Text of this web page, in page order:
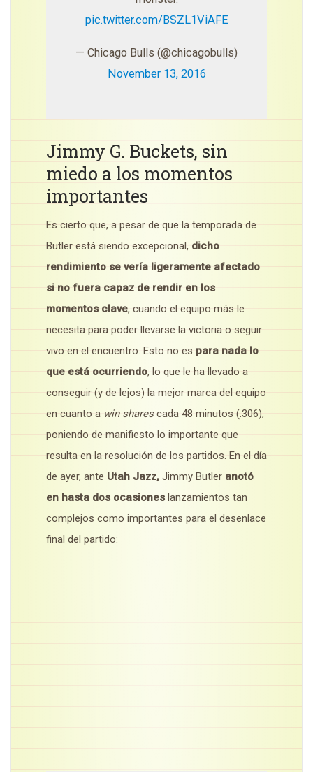
pic.twitter.com/BSZL1ViAFE
— Chicago Bulls (@chicagobulls)
November 13, 2016
Jimmy G. Buckets, sin
miedo a los momentos
importantes
Es cierto que, a pesar de que la temporada de
Butler está siendo excepcional, dicho
rendimiento se vería ligeramente afectado
si no fuera capaz de rendir en los
momentos clave, cuando el equipo más le
necesita para poder llevarse la victoria o seguir
vivo en el encuentro. Esto no es para nada lo
que está ocurriendo, lo que le ha llevado a
conseguir (y de lejos) la mejor marca del equipo
en cuanto a win sharescada 48 minutos (.306),
poniendo de manifiesto lo importante que
resulta en la resolución de los partidos. En el día
de ayer, ante Utah Jazz, Jimmy Butler anotó
en hasta dos ocasiones lanzamientos tan
complejos como importantes para el desenlace
final del partido: